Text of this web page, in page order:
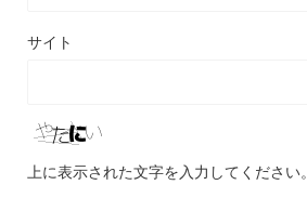
サイト
上に表示された文字を入力してください。